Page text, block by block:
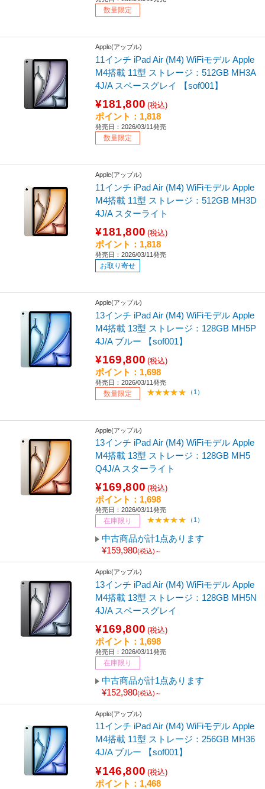
数量限定
Apple(アップル)
11インチ iPad Air (M4) WiFiモデル Apple
M4搭載 11型 ストレージ：512GB MH3A
4J/A スペースグレイ 【sof001】
¥181,800 (税込)
ポイント：1,818
発売日：2026/03/11発売
数量限定
Apple(アップル)
11インチ iPad Air (M4) WiFiモデル Apple
M4搭載 11型 ストレージ：512GB MH3D
4J/A スターライト
¥181,800 (税込)
ポイント：1,818
発売日：2026/03/11発売
お取り寄せ
Apple(アップル)
13インチ iPad Air (M4) WiFiモデル Apple
M4搭載 13型 ストレージ：128GB MH5P
4J/A ブルー 【sof001】
¥169,800 (税込)
ポイント：1,698
発売日：2026/03/11発売
数量限定 （1）
Apple(アップル)
13インチ iPad Air (M4) WiFiモデル Apple
M4搭載 13型 ストレージ：128GB MH5
Q4J/A スターライト
¥169,800 (税込)
ポイント：1,698
発売日：2026/03/11発売
在庫限り （1）
中古商品が計1点あります
¥159,980(税込)～
Apple(アップル)
13インチ iPad Air (M4) WiFiモデル Apple
M4搭載 13型 ストレージ：128GB MH5N
4J/A スペースグレイ
¥169,800 (税込)
ポイント：1,698
発売日：2026/03/11発売
在庫限り
中古商品が計1点あります
¥152,980(税込)～
Apple(アップル)
11インチ iPad Air (M4) WiFiモデル Apple
M4搭載 11型 ストレージ：256GB MH36
4J/A ブルー 【sof001】
¥146,800 (税込)
ポイント：1,468